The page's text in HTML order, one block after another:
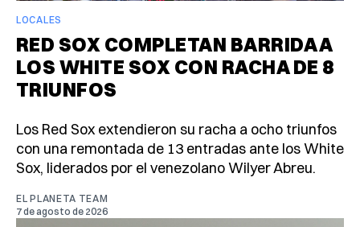
LOCALES
RED SOX COMPLETAN BARRIDA A
LOS WHITE SOX CON RACHA DE 8
TRIUNFOS
Los Red Sox extendieron su racha a ocho triunfos
con una remontada de 13 entradas ante los White
Sox, liderados por el venezolano Wilyer Abreu.
EL PLANETA TEAM
7 de agosto de 2026